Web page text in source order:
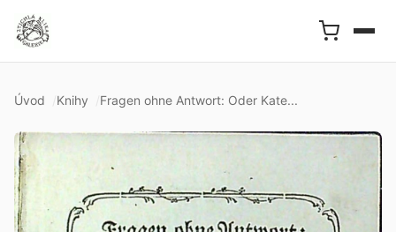
Úvod Knihy Fragen ohne Antwort: Oder Kate...